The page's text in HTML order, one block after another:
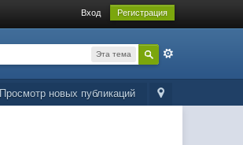
Вход Регистрация
Эта тема
Просмотр новых публикаций